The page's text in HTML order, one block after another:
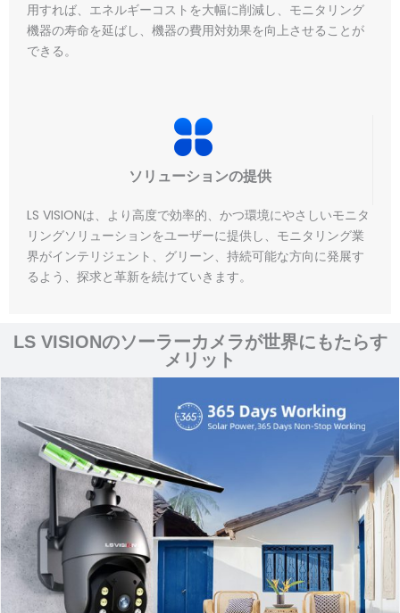
用すれば、エネルギーコストを大幅に削減し、モニタリング
機器の寿命を延ばし、機器の費用対効果を向上させることが
できる。
ソリューションの提供
LS VISIONは、より高度で効率的、かつ環境にやさしいモニタ
リングソリューションをユーザーに提供し、モニタリング業
界がインテリジェント、グリーン、持続可能な方向に発展す
るよう、探求と革新を続けていきます。
LS VISIONのソーラーカメラが世界にもたらす
メリット